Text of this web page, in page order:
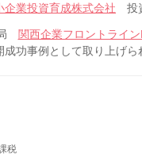
企業投資育成株式会社 投
関西企業フロントライ
成功事例として取り上げら
税